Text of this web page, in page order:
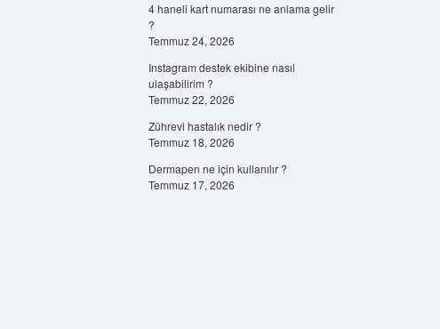
4 haneli kart numarası ne anlama gelir
?
Temmuz 24, 2026
Instagram destek ekibine nasıl
ulaşabilirim ?
Temmuz 22, 2026
Zührevi hastalık nedir ?
Temmuz 18, 2026
Dermapen ne için kullanılır ?
Temmuz 17, 2026